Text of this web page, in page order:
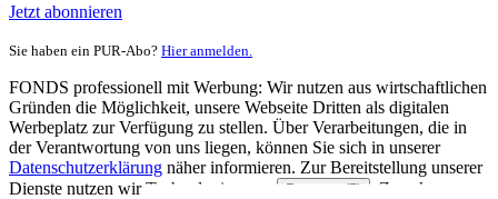
Jetzt abonnieren
Sie haben ein PUR-Abo? Hier anmelden.
FONDS professionell mit Werbung: Wir nutzen aus wirtschaftlichen
Gründen die Möglichkeit, unsere Webseite Dritten als digitalen
Werbeplatz zur Verfügung zu stellen. Über Verarbeitungen, die in
der Verantwortung von uns liegen, können Sie sich in unserer
Datenschutzerklärung näher informieren. Zur Bereitstellung unserer
Dienste nutzen wir Technologien von
Partnern (5)
. Zwecke: